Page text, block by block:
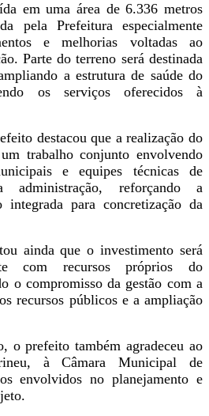
em uma área de 6.336 metros
pela Prefeitura especialmente
e melhorias voltadas ao
Parte do terreno será destinada
a estrutura de saúde do
os serviços oferecidos à
destacou que a realização do
trabalho conjunto envolvendo
e equipes técnicas de
administração, reforçando a
integrada para concretização da
ainda que o investimento será
com recursos próprios do
o compromisso da gestão com a
recursos públicos e a ampliação
o prefeito também agradeceu ao
à Câmara Municipal de
envolvidos no planejamento e